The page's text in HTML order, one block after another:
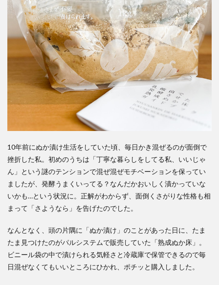
10年前にぬか漬け生活をしていた頃、毎日かき混ぜるのが面倒で
挫折した私。初めのうちは「丁寧な暮らしをしてる私、いいじゃ
ん」という謎のテンションで混ぜ混ぜモチベーションを保ってい
ましたが、発酵うまくいってる？なんだかおいしく漬かっていな
いかも…という状況に。正解がわからず、面倒くさがりな性格も相
まって「さようなら」を告げたのでした。
なんとなく、頭の片隅に「ぬか漬け」のことがあった日に、たま
たま見つけたのがパルシステムで販売していた「熟成ぬか床」。
ビニール袋の中で漬けられる気軽さと冷蔵庫で保管できるので毎
日混ぜなくてもいいところにひかれ、ポチッと購入しました。